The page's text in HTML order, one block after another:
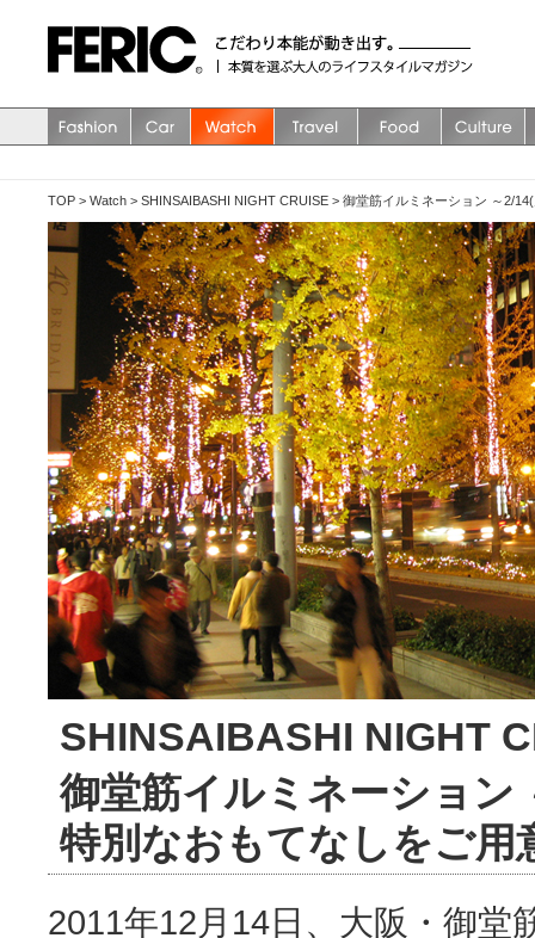
TOP > Watch > SHINSAIBASHI NIGHT CRUISE > 御堂筋イルミネーション ～2/
SHINSAIBASHI NIGHT
御堂筋イルミネーション
特別なおもてなしをご用
2011年12月14日、大阪・御堂